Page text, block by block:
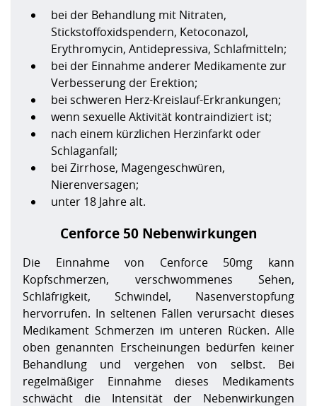
bei der Behandlung mit Nitraten,
Stickstoffoxidspendern, Ketoconazol,
Erythromycin, Antidepressiva, Schlafmitteln;
bei der Einnahme anderer Medikamente zur
Verbesserung der Erektion;
bei schweren Herz-Kreislauf-Erkrankungen;
wenn sexuelle Aktivität kontraindiziert ist;
nach einem kürzlichen Herzinfarkt oder
Schlaganfall;
bei Zirrhose, Magengeschwüren,
Nierenversagen;
unter 18 Jahre alt.
Cenforce 50 Nebenwirkungen
Die Einnahme von Cenforce 50mg kann
Kopfschmerzen, verschwommenes Sehen,
Schläfrigkeit, Schwindel, Nasenverstopfung
hervorrufen. In seltenen Fällen verursacht dieses
Medikament Schmerzen im unteren Rücken. Alle
oben genannten Erscheinungen bedürfen keiner
Behandlung und vergehen von selbst. Bei
regelmäßiger Einnahme dieses Medikaments
schwächt die Intensität der Nebenwirkungen